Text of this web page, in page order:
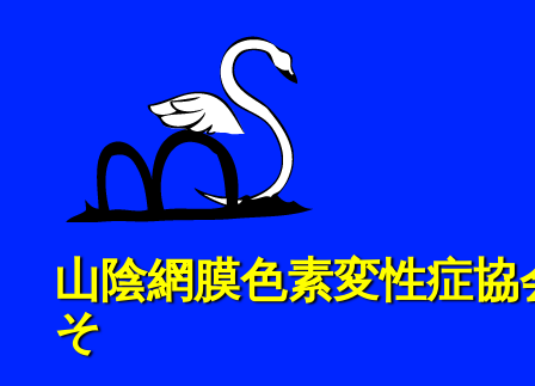
山陰網膜色素変性症
そ